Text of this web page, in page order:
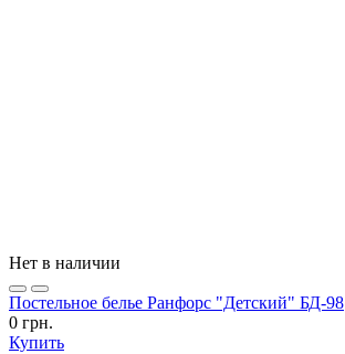
Нет в наличии
Постельное белье Ранфорс "Детский" БД-98
0 грн.
Купить